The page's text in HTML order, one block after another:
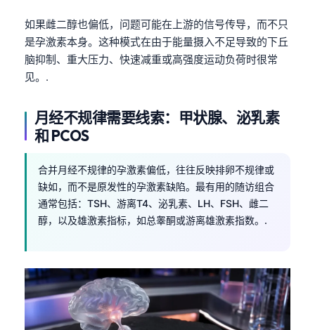
如果雌二醇也偏低，问题可能在上游的信号传导，而不只
是孕激素本身。这种模式在由于能量摄入不足导致的下丘
脑抑制、重大压力、快速减重或高强度运动负荷时很常
见。.
月经不规律需要线索：甲状腺、泌乳素
和 PCOS
合并月经不规律的孕激素偏低，往往反映排卵不规律或
缺如，而不是原发性的孕激素缺陷。最有用的随访组合
通常包括：TSH、游离T4、泌乳素、LH、FSH、雌二
醇，以及雄激素指标，如总睾酮或游离雄激素指数。.
Македонски јазик
Euskara
Gàidhlig
العربية المغربية
Afrikaans
Монгол
Basa Jawa
Кыргызча
Татар теле